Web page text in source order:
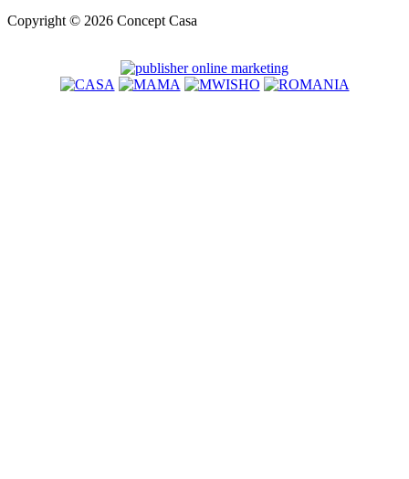
Copyright © 2026 Concept Casa